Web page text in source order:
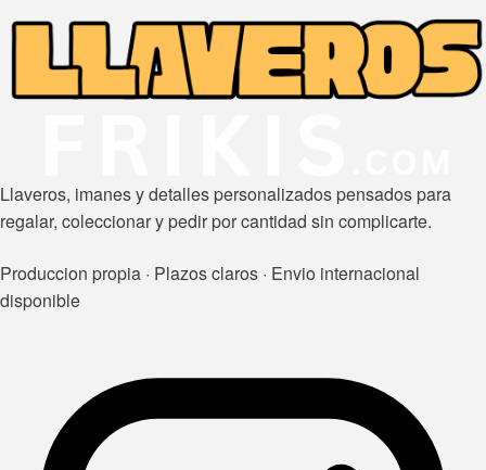
Llaveros, imanes y detalles personalizados pensados para
regalar, coleccionar y pedir por cantidad sin complicarte.
Produccion propia · Plazos claros · Envio internacional
disponible